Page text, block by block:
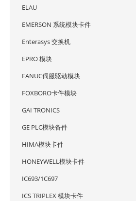
ELAU
EMERSON 系统模块卡件
Enterasys 交换机
EPRO 模块
FANUC伺服驱动模块
FOXBORO卡件模块
GAI TRONICS
GE PLC模块备件
HIMA模块卡件
HONEYWELL模块卡件
IC693/1C697
ICS TRIPLEX 模块卡件